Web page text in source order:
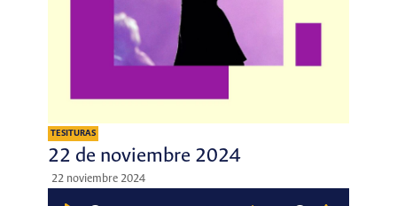
TESITURAS
22 de noviembre 2024
22 noviembre 2024